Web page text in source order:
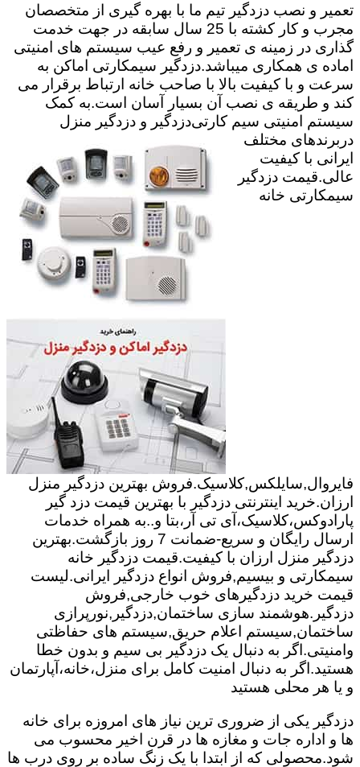
تعمیر و نصب دزدگیر تیم ما با بهره گیری از متخصصان
مجرب و کار کشته با 25 سال سابقه در جهت خدمت
گذاری در زمینه ی تعمیر و رفع عیب سیستم های امنیتی
اماده ی همکاری میباشد.دزدگیر سیمکارتی اماکن به
سرعت و با کیفیت بالا با صاحب خانه ارتباط برقرار می
کند و طریقه ی نصب آن بسیار آسان است.به کمک
سیستم امنیتی سیم کارتیدزدگیر و دزدگیر منزل
دربرندهای مختلف
ایرانی با کیفیت
عالی.قیمت دزدگیر
سیمکارتی خانه
فایروال,سایلکس,کلاسیک.فروش بهترین دزدگیر منزل
ارزان.خرید اینترنتی دزدگیر با بهترین قیمت دزد گیر
پارادوکس،کلاسیک،آی تی آر،بتا و..به همراه خدمات
ارسال رایگان و سریع-ضمانت 7 روز بازگشت.بهترین
دزدگیر منزل ارزان با کیفیت.قیمت دزدگیر خانه
سیمکارتی و بیسیم,فروش انواع دزدگیر ایرانی.لیست
قیمت خرید دزدگیرهای خوب خارجی,فروش
دزدگیر.هوشمند سازی ساختمان,دزدگیر,نورپرازی
ساختمان,سیستم اعلام حریق,سیستم های حفاظتی
وامنیتی.اگر به دنبال یک دزدگیر بی سیم و بدون خطا
هستید.اگر به دنبال امنیت کامل برای منزل،خانه،آپارتمان
و یا هر محلی هستید
دزدگیر یکی از ضروری ترین نیاز های امروزه برای خانه
ها و اداره جات و مغازه ها در قرن اخیر محسوب می
شود.محصولی که از ابتدا با یک زنگ ساده بر روی درب ها